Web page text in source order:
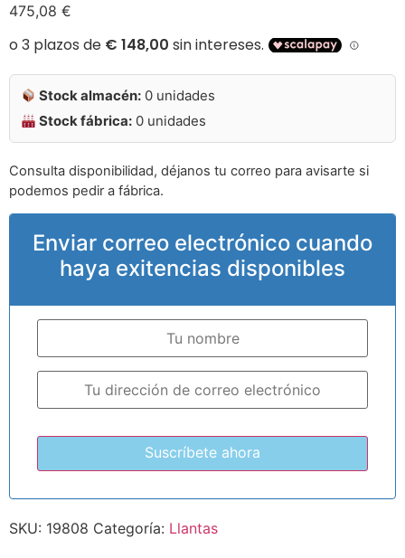
475,08 €
Stock almacén: 0 unidades
Stock fábrica: 0 unidades
Consulta disponibilidad, déjanos tu correo para avisarte si
podemos pedir a fábrica.
Enviar correo electrónico cuando
haya exitencias disponibles
SKU: 19808 Categoría: Llantas